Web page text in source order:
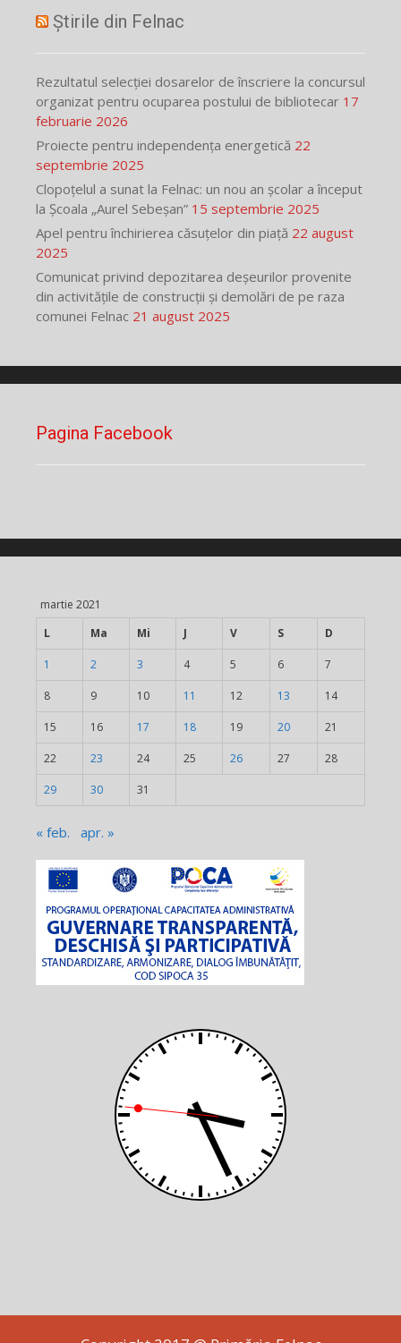
Știrile din Felnac
Rezultatul selecției dosarelor de înscriere la concursul
organizat pentru ocuparea postului de bibliotecar 17
februarie 2026
Proiecte pentru independența energetică 22
septembrie 2025
Clopoțelul a sunat la Felnac: un nou an școlar a început
la Școala „Aurel Sebeșan” 15 septembrie 2025
Apel pentru închirierea căsuțelor din piață 22 august
2025
Comunicat privind depozitarea deșeurilor provenite
din activitățile de construcții și demolări de pe raza
comunei Felnac 21 august 2025
Pagina Facebook
martie 2021
L
Ma Mi J V S D
1 2 3 4 5 6 7
8 9 10 11 12 13 14
15 16 17 18 19 20 21
22 23 24 25 26 27 28
29 30 31
« feb. apr. »